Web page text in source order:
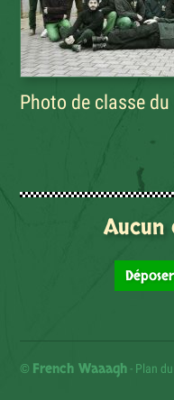
Photo de classe du
Aucun
© French Waaagh- Plan